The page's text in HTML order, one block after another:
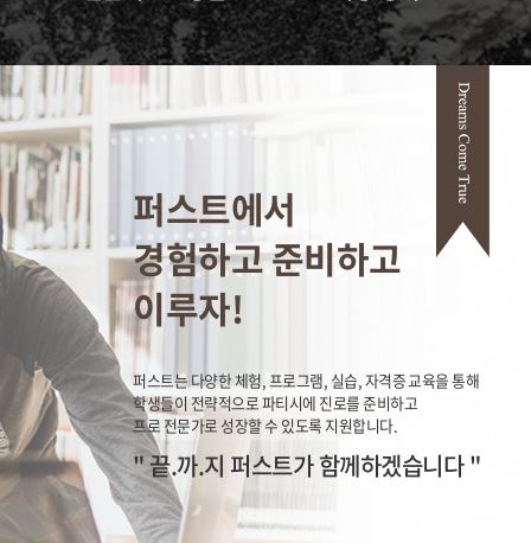
퍼스트에서
경험하고 준비하고
이루자!
퍼스트는 다양한 체험, 프로그램, 실습, 자격증 교육을 통해
학생들이 전략적으로 파티시에 진로를 준비하고
프로 전문가로 성장할 수 있도록 지원합니다.
" 끝.까.지 퍼스트가 함께하겠습니다 "